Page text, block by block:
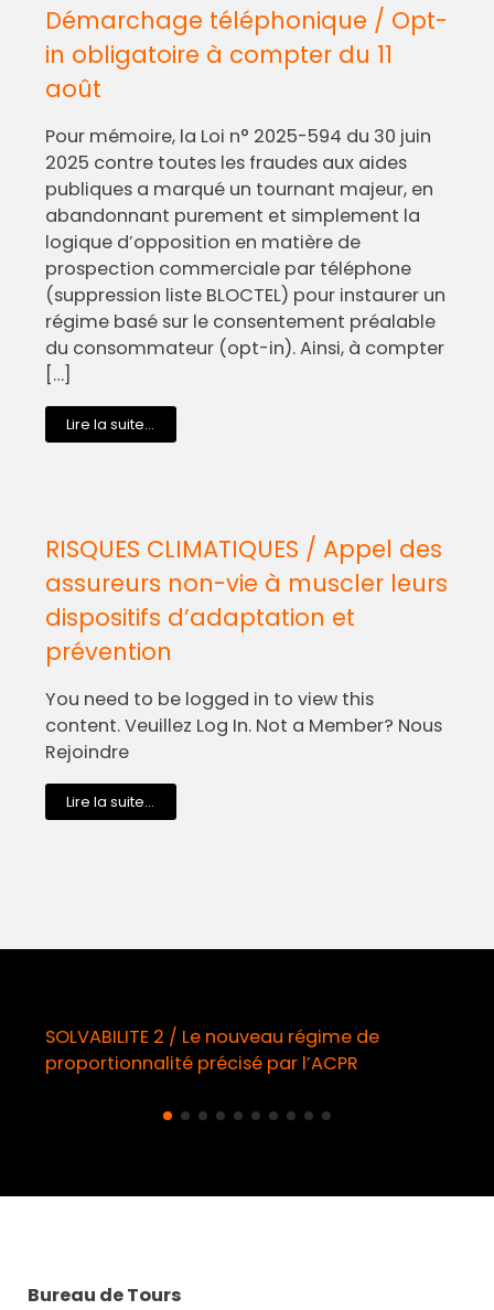
Démarchage téléphonique / Opt-
in obligatoire à compter du 11
août
Pour mémoire, la Loi n° 2025-594 du 30 juin
2025 contre toutes les fraudes aux aides
publiques a marqué un tournant majeur, en
abandonnant purement et simplement la
logique d’opposition en matière de
prospection commerciale par téléphone
(suppression liste BLOCTEL) pour instaurer un
régime basé sur le consentement préalable
du consommateur (opt-in). Ainsi, à compter
[…]
Lire la suite...
RISQUES CLIMATIQUES / Appel des
assureurs non-vie à muscler leurs
dispositifs d’adaptation et
prévention
You need to be logged in to view this
content. Veuillez Log In. Not a Member? Nous
Rejoindre
Lire la suite...
SOLVABILITE 2 / Le nouveau régime de
proportionnalité précisé par l’ACPR
Bureau de Tours